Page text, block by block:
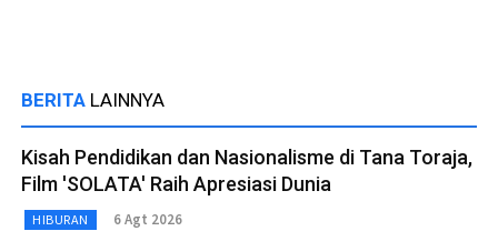
BERITA LAINNYA
Kisah Pendidikan dan Nasionalisme di Tana Toraja,
Film 'SOLATA' Raih Apresiasi Dunia
HIBURAN 6 Agt 2026